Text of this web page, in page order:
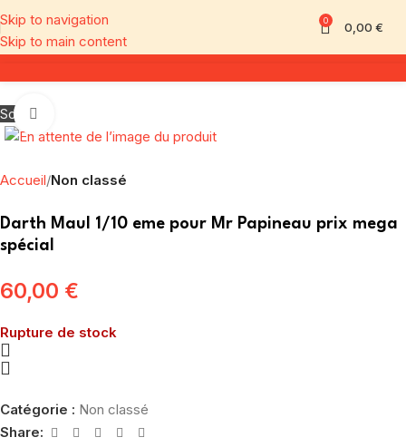
Skip to navigation
Skip to main content
0 0,00 €
Sold out
Accueil Non classé
Darth Maul 1/10 eme pour Mr Papineau prix mega
spécial
60,00 €
Rupture de stock
Catégorie : Non classé
Share: